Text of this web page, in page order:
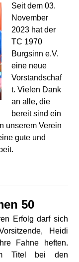
Seit dem 03.
November
2023 hat der
TC 1970
Burgsinn e.V.
eine neue
Vorstandschaf
t. Vielen Dank
an alle, die
bereit sind ein
unserem Verein
gute und
50
Erfolg darf sich
Heidi
Fahne heften.
Titel bei den